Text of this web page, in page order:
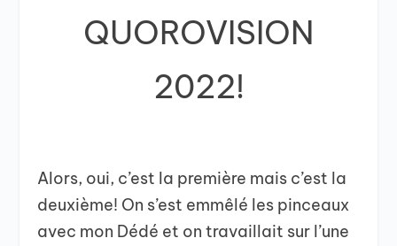
QUOROVISION
2022!
Alors, oui, c’est la première mais c’est la
deuxième! On s’est emmêlé les pinceaux
avec mon Dédé et on travaillait sur l’une